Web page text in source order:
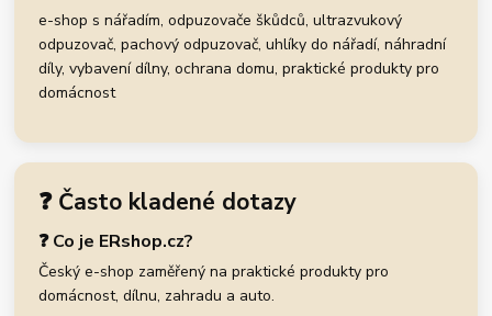
e-shop s nářadím, odpuzovače škůdců, ultrazvukový
odpuzovač, pachový odpuzovač, uhlíky do nářadí, náhradní
díly, vybavení dílny, ochrana domu, praktické produkty pro
domácnost
❓ Často kladené dotazy
❓ Co je ERshop.cz?
Český e-shop zaměřený na praktické produkty pro
domácnost, dílnu, zahradu a auto.